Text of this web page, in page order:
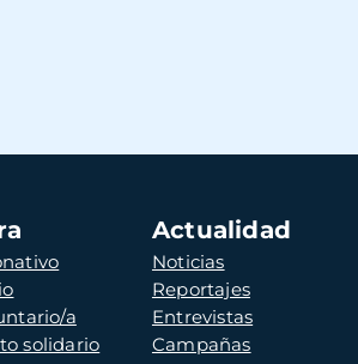
a
solidario
Actualidad
Noticias
Reportajes
Entrevistas
Campañas